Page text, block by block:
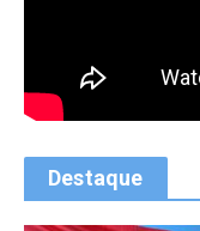
Destaque